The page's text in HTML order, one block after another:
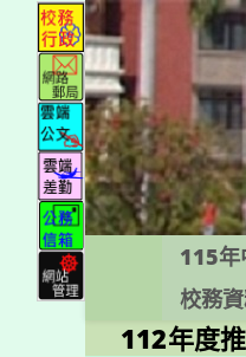
115年
校務
112年度